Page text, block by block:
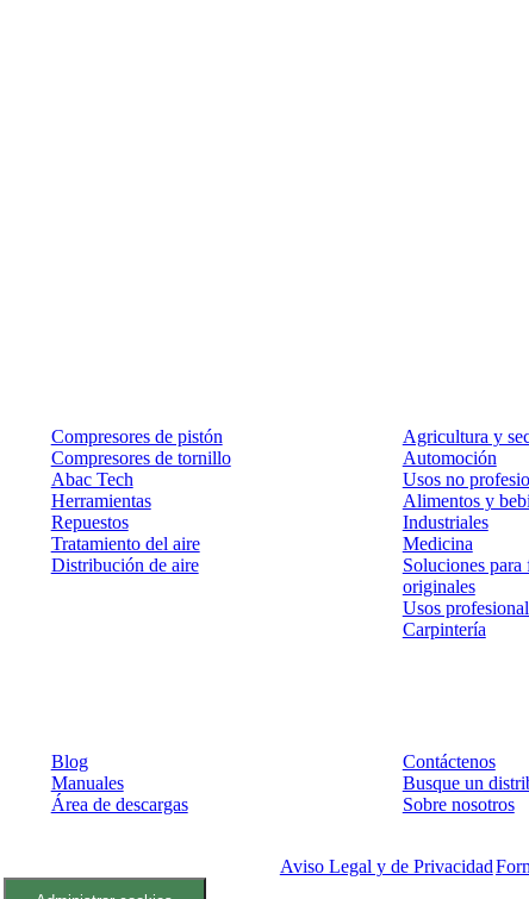
Compresores de pistón
Compresores de tornillo
Abac Tech
Herramientas
Repuestos
Tratamiento del aire
Distribución de aire
Agricultura y
Automoción
Usos no
Alimentos y
Industriales
Medicina
Soluciones para
originales
Usos
Carpintería
Blog
Manuales
Área de descargas
Contáctenos
Busque un
Sobre nosotros
Aviso Legal y de Privacidad